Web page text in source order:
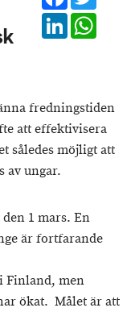
LinkedIn
fredningstiden
att effektivisera
således möjligt att
av ungar.
1 mars. En
är fortfarande
Finland, men
ökat. Målet är att